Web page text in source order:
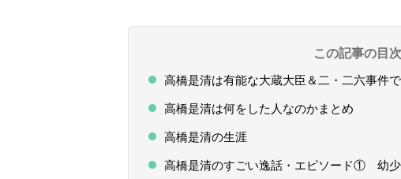
この記事の目次
高橋是清は有能な大蔵大臣＆二・二六事件
高橋是清は何をした人なのかまとめ
高橋是清の生涯
高橋是清のすごい逸話・エピソード① 幼少